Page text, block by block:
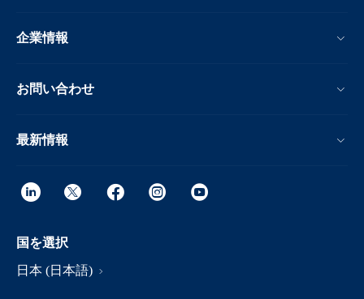
企業情報
お問い合わせ
最新情報
国を選択
日本 (日本語)